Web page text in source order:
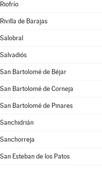
Riofrío
Rivilla de Barajas
Salobral
Salvadiós
San Bartolomé de Béjar
San Bartolomé de Corneja
San Bartolomé de Pinares
Sanchidrián
Sanchorreja
San Esteban de los Patos